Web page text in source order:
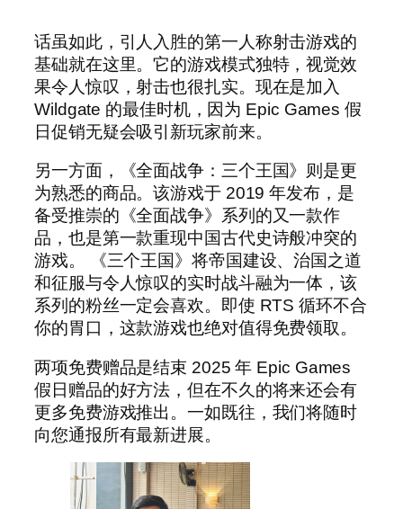
话虽如此，引人入胜的第一人称射击游戏的
基础就在这里。它的游戏模式独特，视觉效
果令人惊叹，射击也很扎实。现在是加入
Wildgate 的最佳时机，因为 Epic Games 假
日促销无疑会吸引新玩家前来。
另一方面，《全面战争：三个王国》则是更
为熟悉的商品。该游戏于 2019 年发布，是
备受推崇的《全面战争》系列的又一款作
品，也是第一款重现中国古代史诗般冲突的
游戏。 《三个王国》将帝国建设、治国之道
和征服与令人惊叹的实时战斗融为一体，该
系列的粉丝一定会喜欢。即使 RTS 循环不合
你的胃口，这款游戏也绝对值得免费领取。
两项免费赠品是结束 2025 年 Epic Games
假日赠品的好方法，但在不久的将来还会有
更多免费游戏推出。一如既往，我们将随时
向您通报所有最新进展。